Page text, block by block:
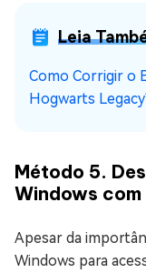
Leia
Como Corrigir o
Hogwarts
Método 5.
Windows
Apesar da
Windows para